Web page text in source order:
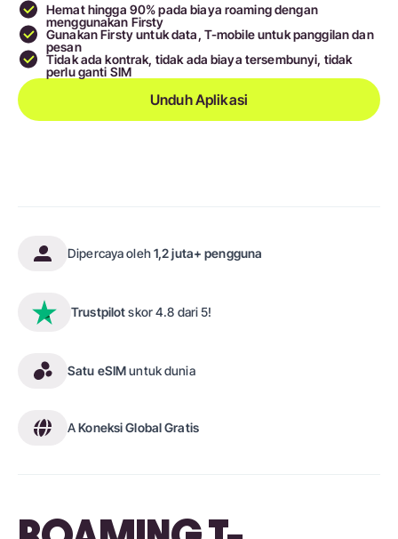
Hemat hingga 90% pada biaya roaming dengan
menggunakan Firsty
Gunakan Firsty untuk data, T-mobile untuk panggilan dan
pesan
Tidak ada kontrak, tidak ada biaya tersembunyi, tidak
perlu ganti SIM
Unduh Aplikasi
Dipercaya oleh1,2 juta+ pengguna
Trustpilotskor 4.8 dari 5!
Satu eSIMuntuk dunia
AKoneksi Global Gratis